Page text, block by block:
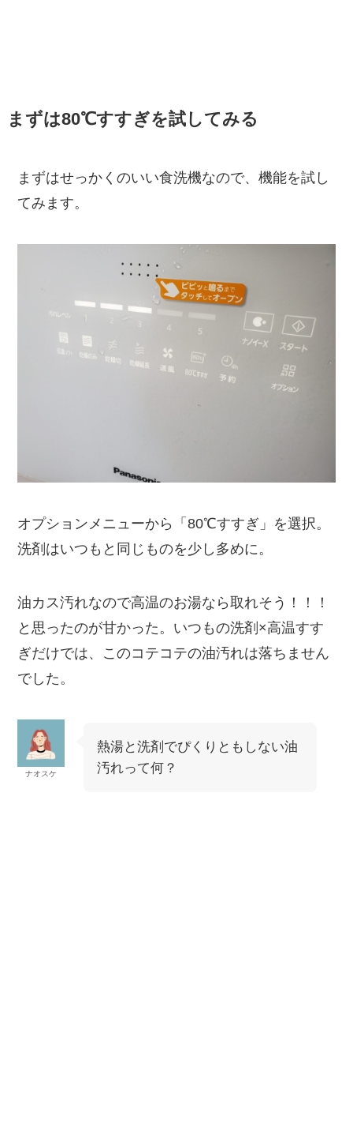
まずは80℃すすぎを試してみる
まずはせっかくのいい食洗機なので、機能を試し
てみます。
オプションメニューから「80℃すすぎ 」を選択。
洗剤はいつもと同じものを少し多めに。
油カス汚れなので高温のお湯なら取れそう！！！
と思ったのが甘かった。 いつもの洗剤×高温すす
ぎだけでは、このコテコテの油汚れは落ちません
でした。
ナオスケ
熱湯と洗剤でぴくりともしない油
汚れって何？